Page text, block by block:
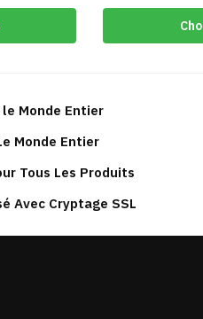
:
€
Monde Entier
Monde Entier
Tous Les Produits
Avec Cryptage SSL